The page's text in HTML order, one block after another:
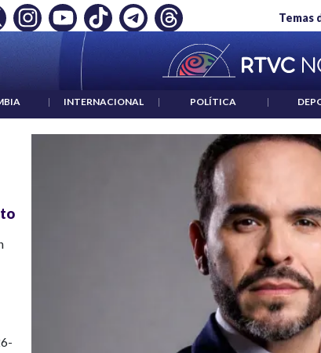
Temas
| "HABLAR NO ES UN CRIMEN": CARTA DE BETO CORAL
| INTERNACIONAL | POLÍTICA |